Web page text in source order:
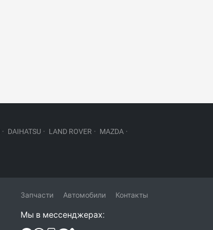
· DAIHATSU · LAND ROVER · MAZDA ·
Запчасти Автомобили Контакты
Мы в мессенджерах: